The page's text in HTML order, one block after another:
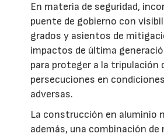
En materia de seguridad,
puente de gobierno con
grados y asientos de
impactos de última
para proteger a la tripulación
persecuciones en
adversas.
La construcción en aluminio
además, una combinación